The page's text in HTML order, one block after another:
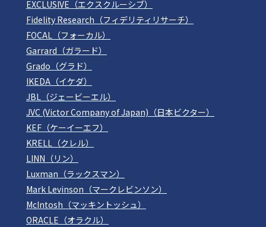
EXCLUSIVE（エクスクルーシブ）
Fidelity Research（フィデリティリサーチ）
FOCAL（フォーカル）
Garrard（ガラード）
Grado（グラド）
IKEDA（イケダ）
JBL（ジェービーエル）
JVC (Victor Company of Japan)（日本ビクター）
KEF（ケーイーエフ）
KRELL（クレル）
LINN（リン）
Luxman（ラックスマン）
Mark Levinson（マークレビンソン）
McIntosh（マッキントッシュ）
ORACLE（オラクル）